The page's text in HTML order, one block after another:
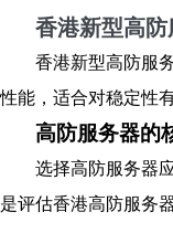
香港新型高
香港新型高防服
性能，适合对稳定性
高防服务器的
选择高防服务器
是评估香港高防服务